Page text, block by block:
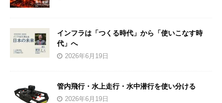
インフラは「つくる時代」から「使いこなす時
代」へ
2026年6月19日
管内飛行・水上走行・水中潜行を使い分ける
2026年6月19日